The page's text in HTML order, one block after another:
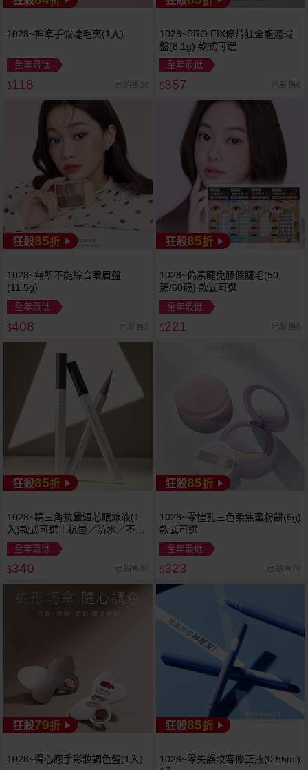
1028~神準手假睫毛夾(1入)
全年最低
$118 已銷售36
1028~PRO FIX修片狂全能遮瑕
盤(8.1g) 款式可選
全年最低
$357 已銷售6
狂殺85折
1028~無所不能綜合眼眉盤
(11.5g)
全年最低
$408 已銷售9
狂殺85折
1028~偽素睫免膠假睫毛(50
簇/60簇) 款式可選
全年最低
$221 已銷售9
狂殺85折
1028~精三角抗暈短芯眼線液(1
入)款式可選｜抗暈／防水／不暈
染眼線／開架眼線液
全年最低
$340 已銷售38
狂殺85折
1028~零惶孔三色柔焦蜜粉餅(6g)
款式可選
全年最低
$323 已銷售79
狂殺79折
1028~得心應手彩妝調色盤(1入)
狂殺85折
1028~零失誤妝容修正液(0.55ml)